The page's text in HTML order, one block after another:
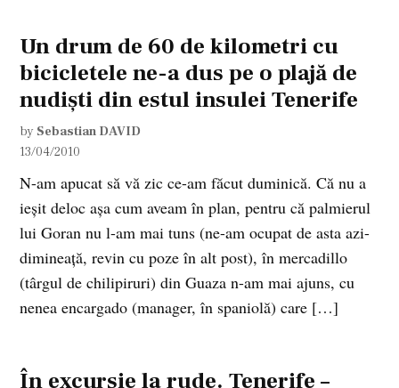
Un drum de 60 de kilometri cu
bicicletele ne-a dus pe o plajă de
nudişti din estul insulei Tenerife
by Sebastian DAVID
13/04/2010
N-am apucat să vă zic ce-am făcut duminică. Că nu a
ieşit deloc aşa cum aveam în plan, pentru că palmierul
lui Goran nu l-am mai tuns (ne-am ocupat de asta azi-
dimineaţă, revin cu poze în alt post), în mercadillo
(târgul de chilipiruri) din Guaza n-am mai ajuns, cu
nenea encargado (manager, în spaniolă) care […]
În excursie la rude. Tenerife –